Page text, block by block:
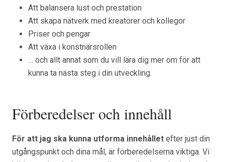
Att balansera lust och prestation
Att skapa nätverk med kreatörer och kollegor
Priser och pengar
Att växa i konstnärsrollen
… och allt annat som du vill lära dig mer om för att
kunna ta nästa steg i din utveckling.
Förberedelser och innehåll
För att jag ska kunna utforma innehållet efter just din
utgångspunkt och dina mål, är förberedelserna viktiga. Vi